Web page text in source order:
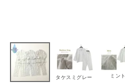
タケスミグレー ミント